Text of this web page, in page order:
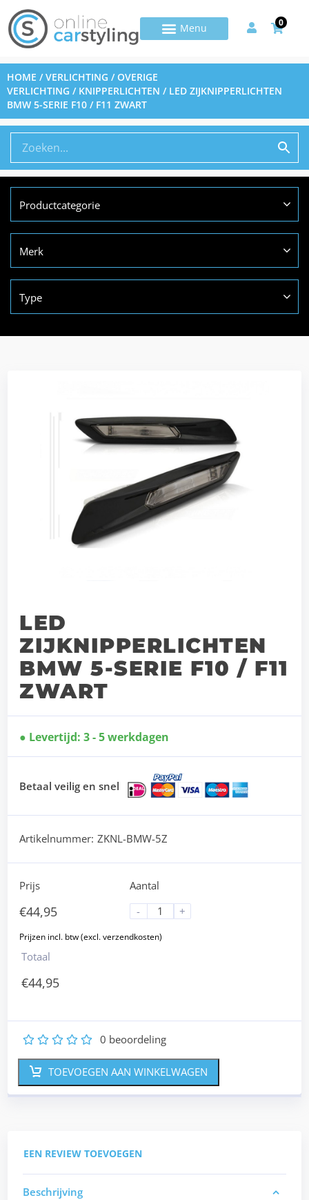
0
HOME /VERLICHTING /OVERIGE
VERLICHTING / KNIPPERLICHTEN / LED ZIJKNIPPERLICHTEN
BMW 5-SERIE F10 / F11 ZWART
Productcategorie
Merk
Type
LED
ZIJKNIPPERLICHTEN
BMW 5-SERIE F10 / F11
ZWART
Levertijd: 3 - 5 werkdagen
Betaal veilig en snel
Artikelnummer: ZKNL-BMW-5Z
Prijs
€44,95
Aantal
-
+
Totaal
€44,95
5
4
3
2 0 beoordeling
TOEVOEGEN AAN WINKELWAGEN
EEN REVIEW TOEVOEGEN
Beschrijving